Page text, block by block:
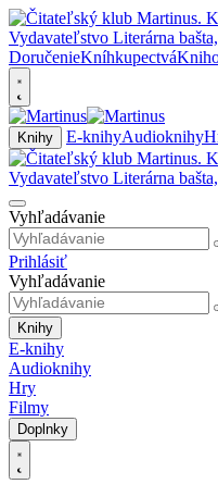
DoručenieKníhkupectvá
Knihy E-knihyAudioknihy
Vyhľadávanie
Prihlásiť
Vyhľadávanie
Knihy
E-knihy
Audioknihy
Hry
Filmy
Doplnky